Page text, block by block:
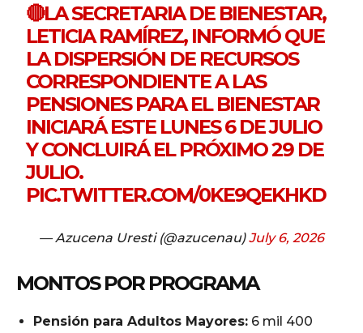
🔴LA SECRETARIA DE BIENESTAR,
LETICIA RAMÍREZ, INFORMÓ QUE
LA DISPERSIÓN DE RECURSOS
CORRESPONDIENTE A LAS
PENSIONES PARA EL BIENESTAR
INICIARÁ ESTE LUNES 6 DE JULIO
Y CONCLUIRÁ EL PRÓXIMO 29 DE
JULIO.
PIC.TWITTER.COM/0KE9QEKHKD
— Azucena Uresti (@azucenau)July 6, 2026
MONTOS POR PROGRAMA
Pensión para Adultos Mayores: 6 mil 400